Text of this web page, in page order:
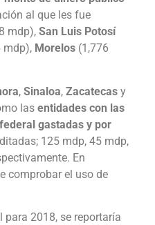
al que les fue
mdp), San Luis Potosí
mdp), Morelos (1,776
, Sinaloa, Zacatecas y
las entidades con las
gastadas y por
125 mdp, 45 mdp,
En
comprobar el uso de
2018, se reportaría